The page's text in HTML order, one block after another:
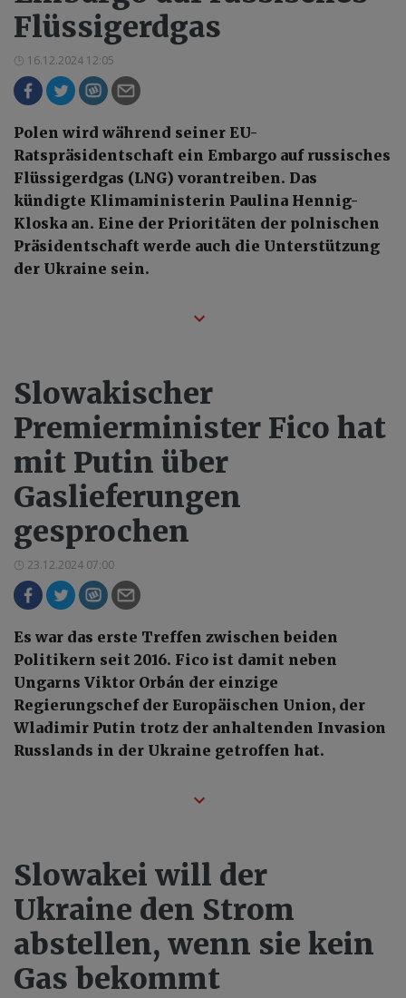
Flüssigerdgas
16.12.2024 12:05
Polen wird während seiner EU-
Ratspräsidentschaft ein Embargo auf russisches
Flüssigerdgas (LNG) vorantreiben. Das
kündigte Klimaministerin Paulina Hennig-
Kloska an. Eine der Prioritäten der polnischen
Präsidentschaft werde auch die Unterstützung
der Ukraine sein.
Slowakischer
Premierminister Fico hat
mit Putin über
Gaslieferungen
gesprochen
23.12.2024 07:00
Es war das erste Treffen zwischen beiden
Politikern seit 2016. Fico ist damit neben
Ungarns Viktor Orbán der einzige
Regierungschef der Europäischen Union, der
Wladimir Putin trotz der anhaltenden Invasion
Russlands in der Ukraine getroffen hat.
Slowakei will der
Ukraine den Strom
abstellen, wenn sie kein
Gas bekommt